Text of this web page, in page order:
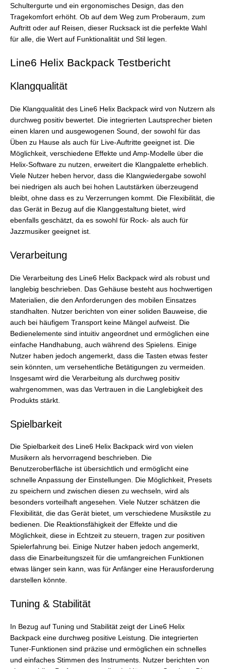
Schultergurte und ein ergonomisches Design, das den
Tragekomfort erhöht. Ob auf dem Weg zum Proberaum, zum
Auftritt oder auf Reisen, dieser Rucksack ist die perfekte Wahl
für alle, die Wert auf Funktionalität und Stil legen.
Line6 Helix Backpack Testbericht
Klangqualität
Die Klangqualität des Line6 Helix Backpack wird von Nutzern als
durchweg positiv bewertet. Die integrierten Lautsprecher bieten
einen klaren und ausgewogenen Sound, der sowohl für das
Üben zu Hause als auch für Live-Auftritte geeignet ist. Die
Möglichkeit, verschiedene Effekte und Amp-Modelle über die
Helix-Software zu nutzen, erweitert die Klangpalette erheblich.
Viele Nutzer heben hervor, dass die Klangwiedergabe sowohl
bei niedrigen als auch bei hohen Lautstärken überzeugend
bleibt, ohne dass es zu Verzerrungen kommt. Die Flexibilität, die
das Gerät in Bezug auf die Klanggestaltung bietet, wird
ebenfalls geschätzt, da es sowohl für Rock- als auch für
Jazzmusiker geeignet ist.
Verarbeitung
Die Verarbeitung des Line6 Helix Backpack wird als robust und
langlebig beschrieben. Das Gehäuse besteht aus hochwertigen
Materialien, die den Anforderungen des mobilen Einsatzes
standhalten. Nutzer berichten von einer soliden Bauweise, die
auch bei häufigem Transport keine Mängel aufweist. Die
Bedienelemente sind intuitiv angeordnet und ermöglichen eine
einfache Handhabung, auch während des Spielens. Einige
Nutzer haben jedoch angemerkt, dass die Tasten etwas fester
sein könnten, um versehentliche Betätigungen zu vermeiden.
Insgesamt wird die Verarbeitung als durchweg positiv
wahrgenommen, was das Vertrauen in die Langlebigkeit des
Produkts stärkt.
Spielbarkeit
Die Spielbarkeit des Line6 Helix Backpack wird von vielen
Musikern als hervorragend beschrieben. Die
Benutzeroberfläche ist übersichtlich und ermöglicht eine
schnelle Anpassung der Einstellungen. Die Möglichkeit, Presets
zu speichern und zwischen diesen zu wechseln, wird als
besonders vorteilhaft angesehen. Viele Nutzer schätzen die
Flexibilität, die das Gerät bietet, um verschiedene Musikstile zu
bedienen. Die Reaktionsfähigkeit der Effekte und die
Möglichkeit, diese in Echtzeit zu steuern, tragen zur positiven
Spielerfahrung bei. Einige Nutzer haben jedoch angemerkt,
dass die Einarbeitungszeit für die umfangreichen Funktionen
etwas länger sein kann, was für Anfänger eine Herausforderung
darstellen könnte.
Tuning & Stabilität
In Bezug auf Tuning und Stabilität zeigt der Line6 Helix
Backpack eine durchweg positive Leistung. Die integrierten
Tuner-Funktionen sind präzise und ermöglichen ein schnelles
und einfaches Stimmen des Instruments. Nutzer berichten von